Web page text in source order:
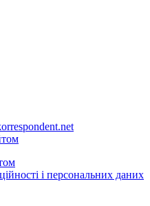
і персональних даних